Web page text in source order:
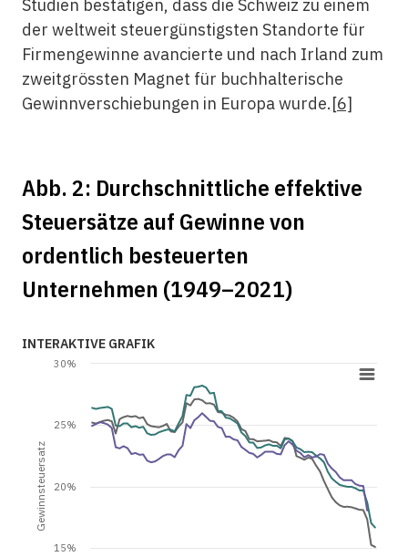
Studien bestätigen, dass die Schweiz zu einem
der weltweit steuergünstigsten Standorte für
Firmengewinne avancierte und nach Irland zum
zweitgrössten Magnet für buchhalterische
Gewinnverschiebungen in Europa wurde.[6]
Abb. 2: Durchschnittliche effektive
Steuersätze auf Gewinne von
ordentlich besteuerten
Unternehmen (1949–2021)
INTERAKTIVE GRAFIK
Gewinnsteuersatz
15%
20%
25%
30%